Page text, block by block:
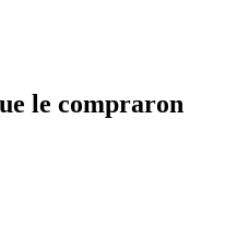
le compraron